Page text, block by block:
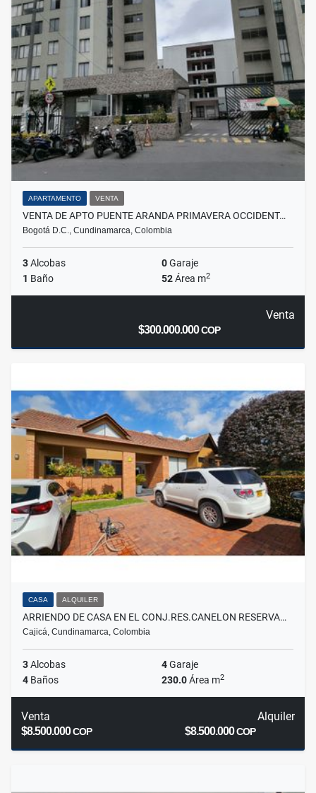
APARTAMENTO VENTA
VENTA DE APTO PUENTE ARANDA PRIMAVERA OCCIDENT…
Bogotá D.C., Cundinamarca, Colombia
3Alcobas 0Garaje
1 Baño 52Área m2
Venta
$300.000.000COP
CASA ALQUILER
ARRIENDO DE CASA EN EL CONJ.RES.CANELON RESERVA…
Cajicá, Cundinamarca, Colombia
3Alcobas 4Garaje
4 Baños 230.0Área m2
Venta
$8.500.000COP
Alquiler
$8.500.000COP